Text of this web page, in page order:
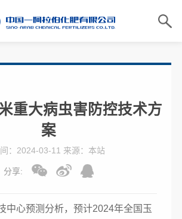
重大病虫害防控技术方
案
：2024-03-11 来源：本站
分享:
心预测分析，预计2024年全国玉